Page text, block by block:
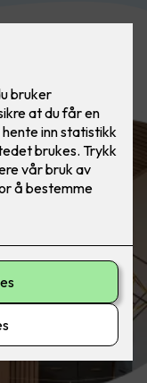
eller de
din